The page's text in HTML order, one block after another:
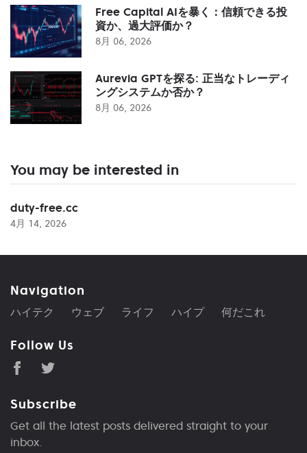
Free Capital AIを暴く：信頼できる投
資か、過大評価か？
8月 06, 2026
Aurevia GPTを探る: 正当なトレーディ
ングシステムか否か？
8月 06, 2026
You may be interested in
duty-free.cc
4月 14, 2026
Navigation
ハイテク ウェブ ライフ ハイプ 何だこれ
Follow Us
Subscribe
Get all the latest posts delivered straight to your
inbox.